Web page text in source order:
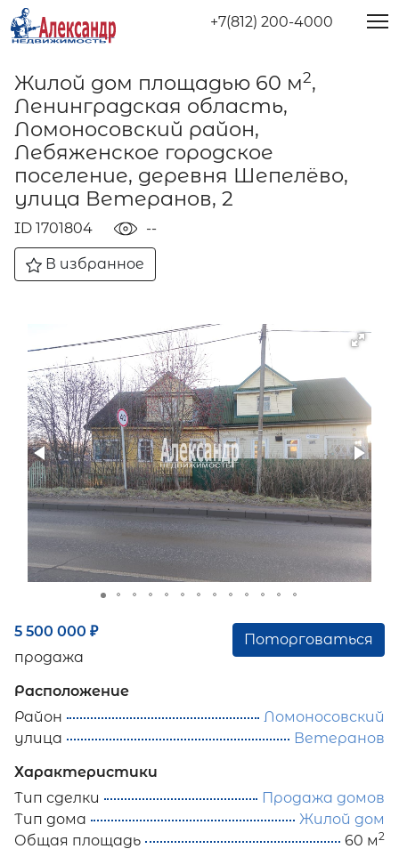
+7(812) 200-4000
Жилой дом площадью 60 м2,
Ленинградская область,
Ломоносовский район,
Лебяженское городское
поселение, деревня Шепелёво,
улица Ветеранов, 2
ID 1701804 --
В избранное
5 500 000 ₽
продажа
Поторговаться
Расположение
Район
Ломоносовский
улица
Ветеранов
Характеристики
Тип сделки
Продажа домов
Тип дома
Жилой дом
Общая площадь
60 м2